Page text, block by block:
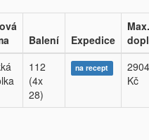
Balení Expedice
Max.
112
(4x
28)
na recept
Kč